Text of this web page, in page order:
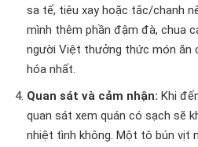
sa tế, tiêu xay hoặc tắc/chanh
mình thêm phần đậm đà, chua
người Việt thưởng thức món ăn
hóa nhất.
Quan sát và cảm nhận: Khi
quan sát xem quán có sạch sẽ
nhiệt tình không. Một tô bún vịt